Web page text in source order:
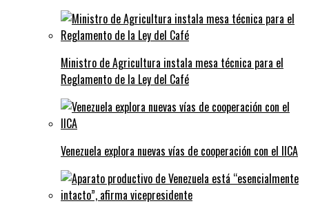
Ministro de Agricultura instala mesa técnica para el
Reglamento de la Ley del Café
Venezuela explora nuevas vías de cooperación con el IICA